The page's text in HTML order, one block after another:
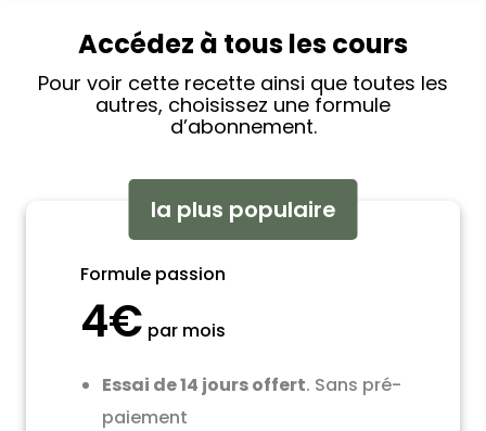
Accédez à tous les cours
Pour voir cette recette ainsi que toutes les
autres, choisissez une formule
d’abonnement.
la plus populaire
Formule passion
4€ par mois
Essai de 14 jours offert. Sans pré-
paiement